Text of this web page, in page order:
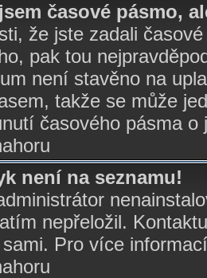
časové pásmo,
že jste zadali
pak tou
není stavěno na
takže se může
časového pásma
není na seznamu!
nepřeložil.
Pro více